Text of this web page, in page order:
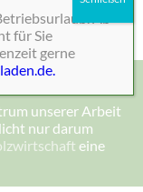
unserer Arbeit
nur darum
eine
Ab
für Sie
gerne